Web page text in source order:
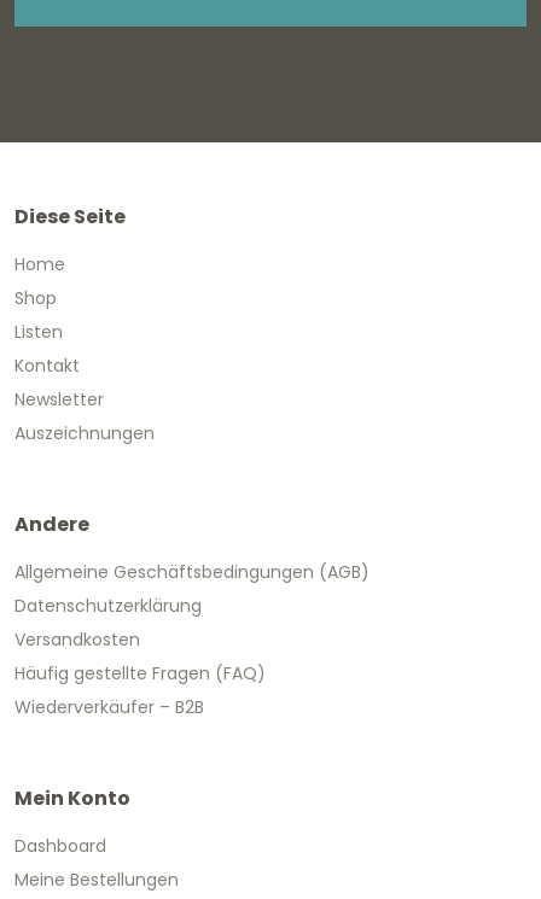
Diese Seite
Home
Shop
Listen
Kontakt
Newsletter
Auszeichnungen
Andere
Allgemeine Geschäftsbedingungen (AGB)
Datenschutzerklärung
Versandkosten
Häufig gestellte Fragen (FAQ)
Wiederverkäufer – B2B
Mein Konto
Dashboard
Meine Bestellungen